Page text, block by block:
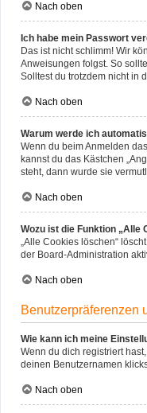
Nach oben
Ich habe mein Passwort
Das ist nicht schlimm! Wir
Anweisungen folgst. So
Solltest du trotzdem nicht in
Nach oben
Warum werde ich
Wenn du beim Anmelden
kannst du das Kästchen
steht, dann wurde sie
Nach oben
Wozu ist die Funktion „Alle
„Alle Cookies löschen“
der Board-Administration
Nach oben
Benutzerpräferenzen
Wie kann ich meine
Wenn du dich registriert
deinen Benutzernamen
Nach oben